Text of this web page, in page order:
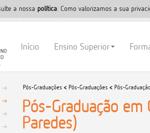
a nossa polí­tica . Como valorizamos a sua
Início Ensino Superior
Pós-Graduações < Pós-Graduações < Pós-
Pós-Graduação
Paredes)